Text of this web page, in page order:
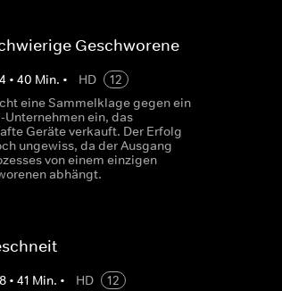
Geschworene
4 • 40 Min. • HD
12
eine Sammelklage gegen ein
Unternehmen ein, das
Geräte verkauft. Der Erfolg
ungewiss, da der Ausgang
von einem einzigen
abhängt.
8• 41 Min. • HD
12